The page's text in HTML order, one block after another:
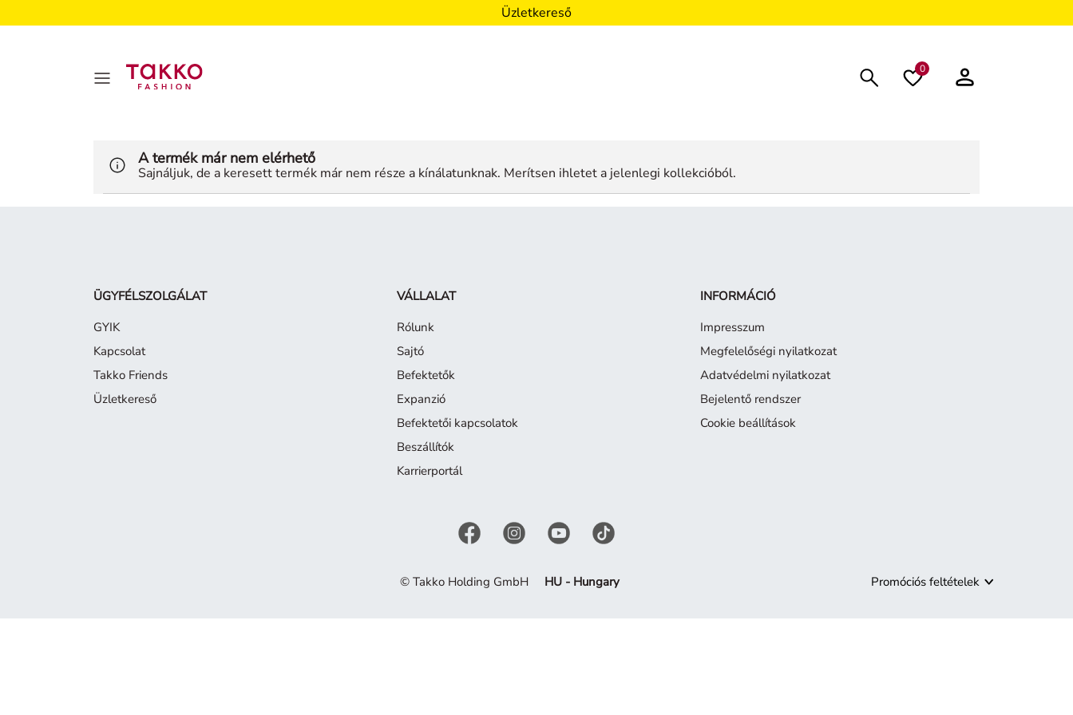
Üzletkereső
0
A termék már nem elérhető
Sajnáljuk, de a keresett termék már nem része a kínálatunknak. Merítsen ihletet a jelenlegi kollekcióból.
ÜGYFÉLSZOLGÁLAT
GYIK
Kapcsolat
Takko Friends
Üzletkereső
VÁLLALAT
Rólunk
Sajtó
Befektetők
Expanzió
Befektetői kapcsolatok
Beszállítók
Karrierportál
INFORMÁCIÓ
Impresszum
Megfelelőségi nyilatkozat
Adatvédelmi nyilatkozat
Bejelentő rendszer
Cookie beállítások
© Takko Holding GmbH HU - Hungary Promóciós feltételek